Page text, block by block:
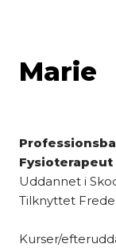
Marie
Fysioterapeut
​Uddannet i
Tilknyttet
Kurser/